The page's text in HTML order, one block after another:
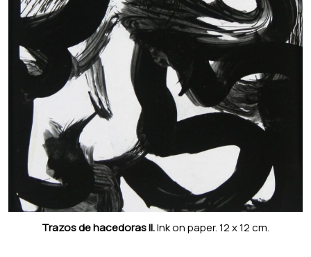
Bio
Books
News
Trazos de hacedoras ll.Ink on paper. 12 x 12 cm.